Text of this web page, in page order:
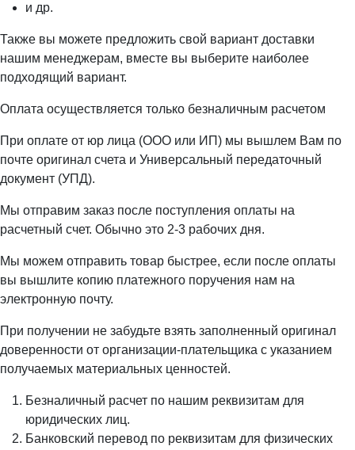
и др.
Также вы можете предложить свой вариант доставки
нашим менеджерам, вместе вы выберите наиболее
подходящий вариант.
Оплата осуществляется только безналичным расчетом
При оплате от юр лица (ООО или ИП) мы вышлем Вам по
почте оригинал счета и Универсальный передаточный
документ (УПД).
Мы отправим заказ после поступления оплаты на
расчетный счет. Обычно это 2-3 рабочих дня.
Мы можем отправить товар быстрее, если после оплаты
вы вышлите копию платежного поручения нам на
электронную почту.
При получении не забудьте взять заполненный оригинал
доверенности от организации-плательщика с указанием
получаемых материальных ценностей.
Безналичный расчет по нашим реквизитам для
юридических лиц.
Банковский перевод по реквизитам для физических